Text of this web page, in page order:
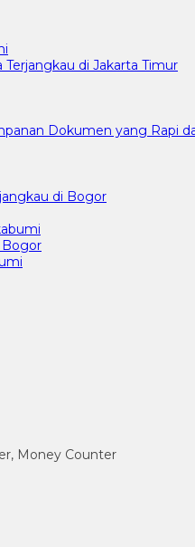
di Jakarta Timur
Dokumen yang Rapi
di Bogor
Bogor
Money Counter